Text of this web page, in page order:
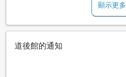
顯示更多
道後館的通知